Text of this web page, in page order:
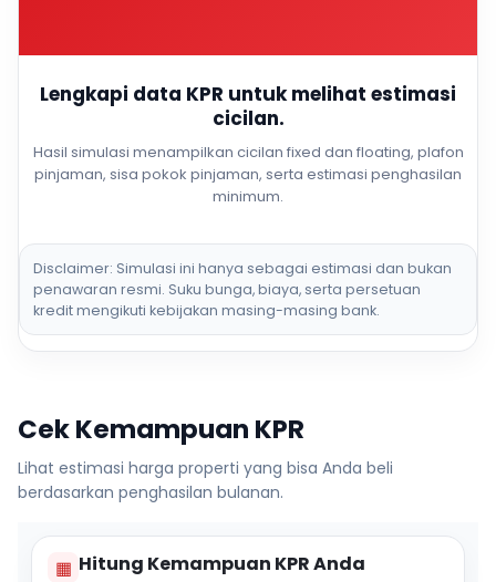
Lengkapi data KPR untuk melihat estimasi
cicilan.
Hasil simulasi menampilkan cicilan fixed dan floating, plafon
pinjaman, sisa pokok pinjaman, serta estimasi penghasilan
minimum.
Disclaimer: Simulasi ini hanya sebagai estimasi dan bukan
penawaran resmi. Suku bunga, biaya, serta persetuan
kredit mengikuti kebijakan masing-masing bank.
Cek Kemampuan KPR
Lihat estimasi harga properti yang bisa Anda beli
berdasarkan penghasilan bulanan.
▦ Hitung Kemampuan KPR Anda